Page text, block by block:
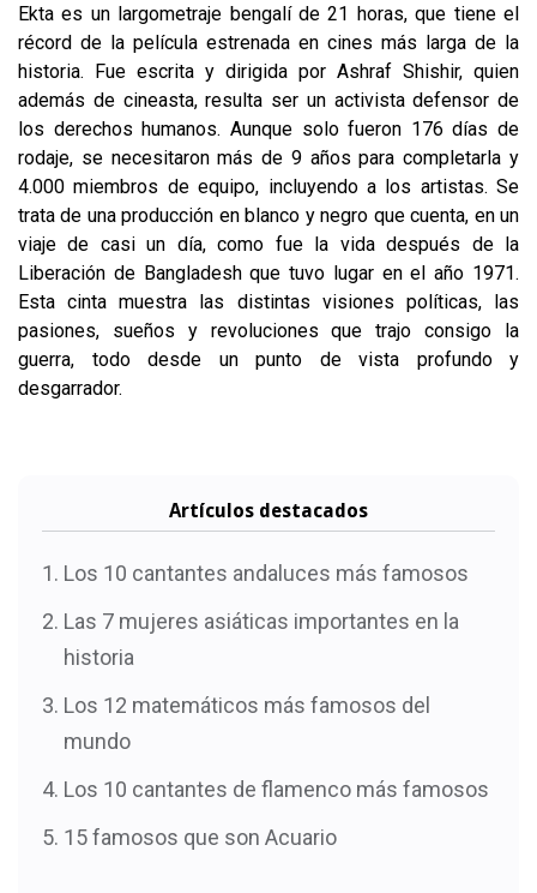
Ekta es un largometraje bengalí de 21 horas, que tiene el
récord de la película estrenada en cines más larga de la
historia. Fue escrita y dirigida por Ashraf Shishir, quien
además de cineasta, resulta ser un activista defensor de
los derechos humanos. Aunque solo fueron 176 días de
rodaje, se necesitaron más de 9 años para completarla y
4.000 miembros de equipo, incluyendo a los artistas. Se
trata de una producción en blanco y negro que cuenta, en un
viaje de casi un día, como fue la vida después de la
Liberación de Bangladesh que tuvo lugar en el año 1971.
Esta cinta muestra las distintas visiones políticas, las
pasiones, sueños y revoluciones que trajo consigo la
guerra, todo desde un punto de vista profundo y
desgarrador.
Artículos destacados
Los 10 cantantes andaluces más famosos
Las 7 mujeres asiáticas importantes en la
historia
Los 12 matemáticos más famosos del
mundo
Los 10 cantantes de flamenco más famosos
15 famosos que son Acuario